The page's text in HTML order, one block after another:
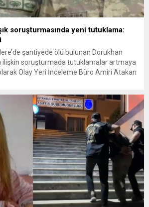
soruşturmasında yeni tutuklama:
şantiyede ölü bulunan Dorukhan
ilişkin soruşturmada tutuklamalar artmaya
Olay Yeri İnceleme Büro Amiri Atakan
ilişkin yeniden açılan
genişliyor. Son olarak dönemin...